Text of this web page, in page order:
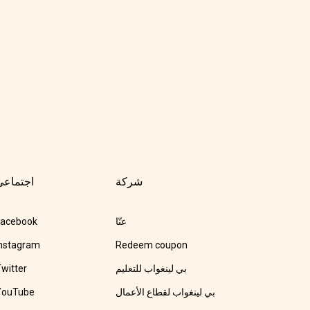
شركة
عنّا
Redeem coupon
بي لينغواب للتعليم
بي لينغواب لقطاع الأعمال